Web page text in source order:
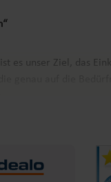
es unser Ziel, das
genau auf die
garantieren